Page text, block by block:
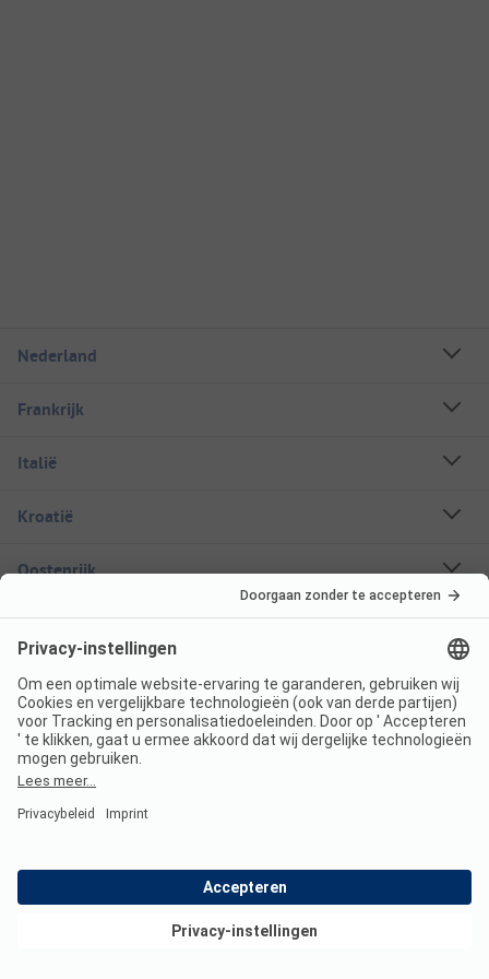
Nederland
Frankrijk
Italië
Kroatië
Oostenrijk
Vakantiebestemmingen
Boekbare campings
Een stacaravan huren
Over ANWB Camping